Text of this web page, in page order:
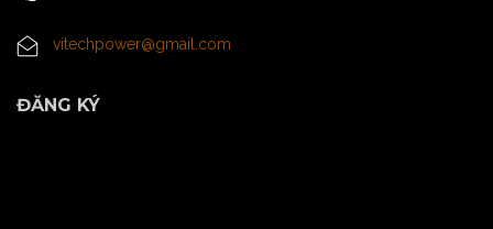
vitechpower@gmail.com
ĐĂNG KÝ